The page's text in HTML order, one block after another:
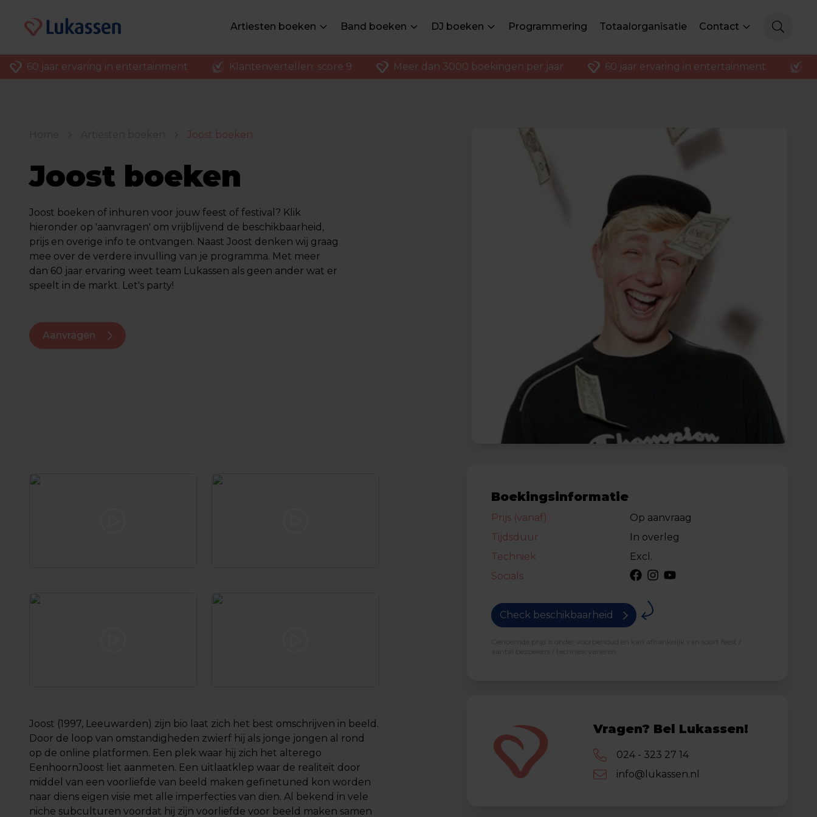
Artiesten boeken Band boeken DJ boeken Programmering Totaalorganisatie Contact
60 jaar ervaring in entertainment Klantenvertellen: score 9 Meer dan 3000 boekingen per jaar 60 jaar ervaring in entertainment
Joost boeken
Joost boeken
Joost boeken of inhuren voor jouw feest of festival? Klik
hieronder op 'aanvragen' om vrijblijvend de beschikbaarheid,
prijs en overige info te ontvangen. Naast Joost denken wij graag
mee over de verdere invulling van je programma. Met meer
dan 60 jaar ervaring weet team Lukassen als geen ander wat er
speelt in de markt. Let's party!
Aanvragen
Joost (1997, Leeuwarden) zijn bio laat zich het best omschrijven in beeld.
Door de loop van omstandigheden zwierf hij als jonge jongen al rond
op de online platformen. Een plek waar hij zich het alterego
EenhoornJoost liet aanmeten. Een uitlaatklep waar de realiteit door
middel van een voorliefde van beeld maken gefinetuned kon worden
naar diens eigen visie met alle imperfecties van dien. Al bekend in vele
niche subculturen voordat hij zijn voorliefde voor beeld maken samen
Boekingsinformatie
Prijs (vanaf)
Op aanvraag
Tijdsduur
In overleg
Techniek
Excl.
Socials
Check beschikbaarheid
Genoemde prijs is onder voorbehoud en kan afhankelijk van soort feest /
aantal bezoekers / techniek variëren.
Vragen? Bel Lukassen!
024 - 323 27 14
info@lukassen.nl